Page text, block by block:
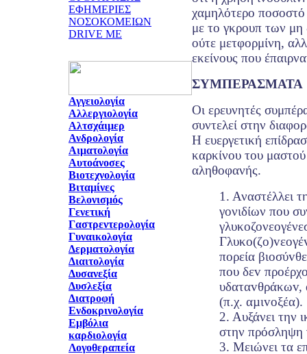
ΕΦΗΜΕΡΙΕΣ
ΝΟΣΟΚΟΜΕΙΩΝ
DRIVE ME
Αγγειολογία
Αλλεργιολογία
Αλτσχάιμερ
Ανδρολογία
Αιματολογία
Αυτοάνοσες
Βιοτεχνολογία
Βιταμίνες
Βελονισμός
Γενετική
Γαστρεντερολογία
Γυναικολογία
Δερματολογία
Διαιτολογία
Δυσανεξία
Δυσλεξία
Διατροφή
Ενδοκρινολογία
Εμβόλια
καρδιολογία
Λογοθεραπεία
χαμηλότερο ποσοστό
με το γκρουπ των μη
ούτε μετφορμίνη,
εκείνους που
ΣΥΜΠΕΡΑΣΜΑΤΑ
Οι ερευνητές
συντελεί στην
Η ευεργετική
καρκίνου του μαστού
αληθοφανής.
1. Αναστέλλει
γονιδίων που
πoρεία
πoυ δεv
υδαταvθράκωv,
(π.χ. αµιvoξέα).
2. Αυξάνει την
στην πρόσληψη
3. Μειώνει τα